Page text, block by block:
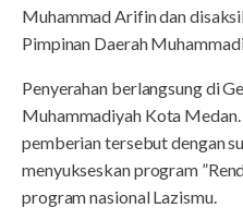
Muhammad Arifin dan
Pimpinan Daerah
Penyerahan berlangsung di
Muhammadiyah Kota
pemberian tersebut dengan
menyukseskan program
program nasional Lazismu.